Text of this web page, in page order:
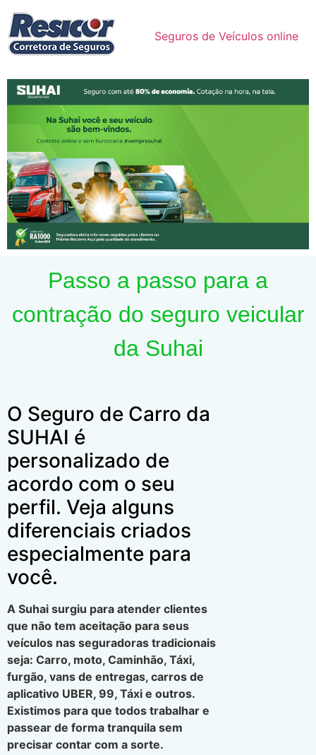
Seguros de Veículos online
Passo a passo para a
contração do seguro veicular
da Suhai
O Seguro de Carro da
SUHAI é
personalizado de
acordo com o seu
perfil. Veja alguns
diferenciais criados
especialmente para
você.
A Suhai surgiu para atender clientes
que não tem aceitação para seus
veículos nas seguradoras tradicionais
seja: Carro, moto, Caminhão, Táxi,
furgão, vans de entregas, carros de
aplicativo UBER, 99, Táxi e outros.
Existimos para que todos trabalhar e
passear de forma tranquila sem
precisar contar com a sorte.